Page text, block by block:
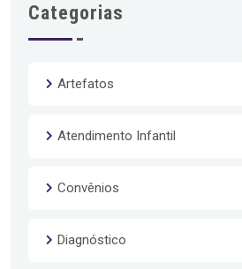
Categorias
Artefatos
Atendimento Infantil
Convênios
Diagnóstico